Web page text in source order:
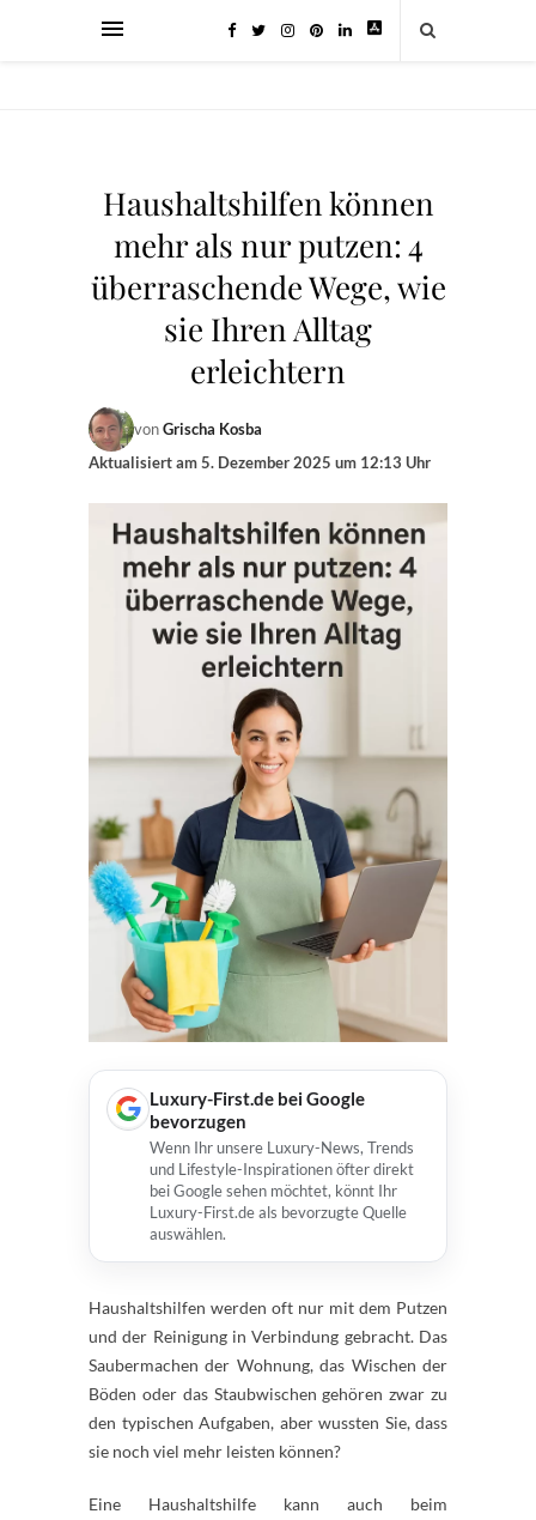
Haushaltshilfen können
mehr als nur putzen: 4
überraschende Wege, wie
sie Ihren Alltag
erleichtern
vonGrischa Kosba
Aktualisiert am5. Dezember 2025 um 12:13 Uhr
Luxury-First.de bei Google
bevorzugen
Wenn Ihr unsere Luxury-News, Trends
und Lifestyle-Inspirationen öfter direkt
bei Google sehen möchtet, könnt Ihr
Luxury-First.de als bevorzugte Quelle
auswählen.
Haushaltshilfen werden oft nur mit dem Putzen
und der Reinigung in Verbindung gebracht. Das
Saubermachen der Wohnung, das Wischen der
Böden oder das Staubwischen gehören zwar zu
den typischen Aufgaben, aber wussten Sie, dass
sie noch viel mehr leisten können?
Eine Haushaltshilfe kann auch beim